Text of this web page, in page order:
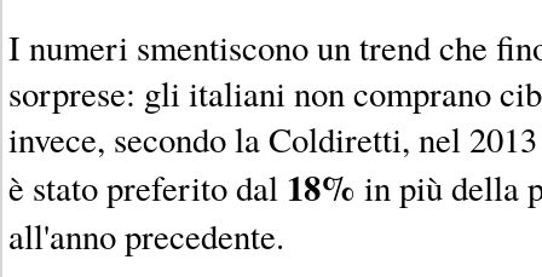
I numeri smentiscono un trend che
sorprese: gli italiani non comprano
invece, secondo la Coldiretti, nel
è stato preferito dal 18% in più della
all'anno precedente.